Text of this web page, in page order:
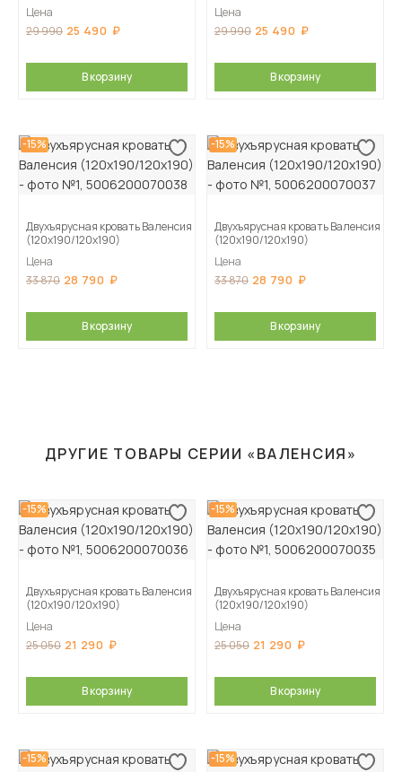
Цена
29 990 25 490
В корзину
Цена
29 990 25 490
В корзину
-15%
Двухъярусная кровать Валенсия
(120х190/120х190)
Цена
33 870 28 790
В корзину
-15%
Двухъярусная кровать Валенсия
(120х190/120х190)
Цена
33 870 28 790
В корзину
ДРУГИЕ ТОВАРЫ СЕРИИ «ВАЛЕНСИЯ»
-15%
Двухъярусная кровать Валенсия
(120х190/120х190)
Цена
25 050 21 290
В корзину
-15%
Двухъярусная кровать Валенсия
(120х190/120х190)
Цена
25 050 21 290
В корзину
-15% -15%